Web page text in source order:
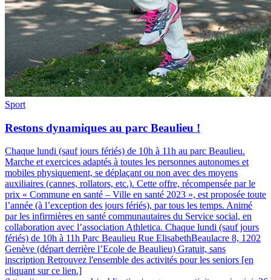
Sport
Restons dynamiques au parc Beaulieu !
Chaque lundi (sauf jours fériés) de 10h à 11h au parc Beaulieu.
Marche et exercices adaptés à toutes les personnes autonomes et
mobiles physiquement, se déplaçant ou non avec des moyens
auxiliaires (cannes, rollators, etc.). Cette offre, récompensée par le
prix « Commune en santé – Ville en santé 2023 », est proposée toute
l’année (à l’exception des jours fériés), par tous les temps. Animé
par les infirmières en santé communautaires du Service social, en
collaboration avec l’association Athletica. Chaque lundi (sauf jours
fériés) de 10h à 11h Parc Beaulieu Rue ElisabethBeaulacre 8, 1202
Genève (départ derrière l’Ecole de Beaulieu) Gratuit, sans
inscription Retrouvez l'ensemble des activités pour les seniors [en
cliquant sur ce lien.]